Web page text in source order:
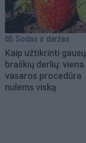
Sodas ir daržas
Kaip užtikrinti gausų
braškių derlių: viena
vasaros procedūra
nulems viską